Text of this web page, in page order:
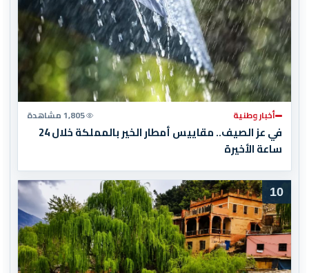
أخبار وطنية 1,805 مشاهدة
في عز الصيف.. مقاييس أمطار الخير بالمملكة خلال 24
ساعة الأخيرة
10